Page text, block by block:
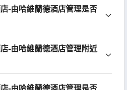
-由哈維蘭德酒店管理是否
-由哈維蘭德酒店管理附近